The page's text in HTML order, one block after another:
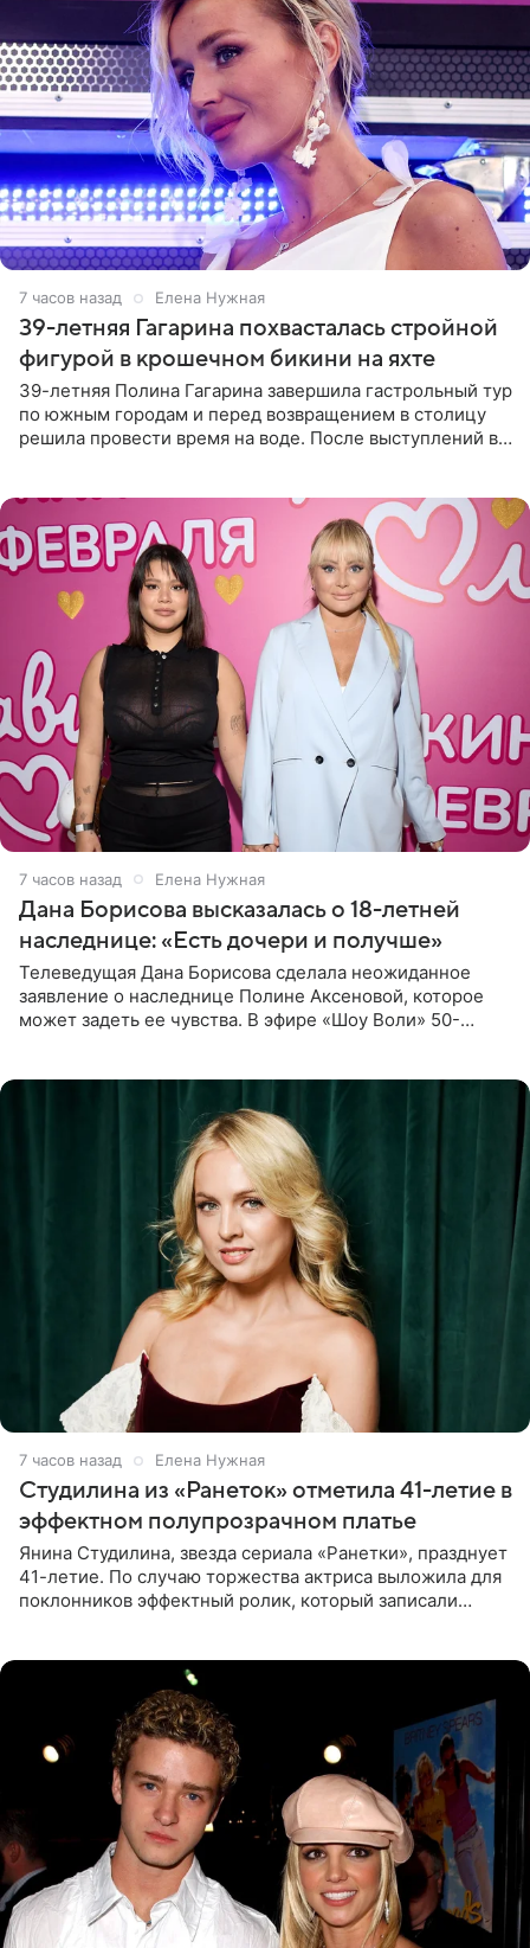
7 часов назад Елена Нужная
39-летняя Гагарина похвасталась стройной
фигурой в крошечном бикини на яхте
39-летняя Полина Гагарина завершила гастрольный тур
по южным городам и перед возвращением в столицу
решила провести время на воде. После выступлений в
7 часов назад Елена Нужная
Дана Борисова высказалась о 18-летней
наследнице: «Есть дочери и получше»
Телеведущая Дана Борисова сделала неожиданное
заявление о наследнице Полине Аксеновой, которое
может задеть ее чувства. В эфире «Шоу Воли» 50-
7 часов назад Елена Нужная
Студилина из «Ранеток» отметила 41-летие в
эффектном полупрозрачном платье
Янина Студилина, звезда сериала «Ранетки», празднует
41-летие. По случаю торжества актриса выложила для
поклонников эффектный ролик, который записали